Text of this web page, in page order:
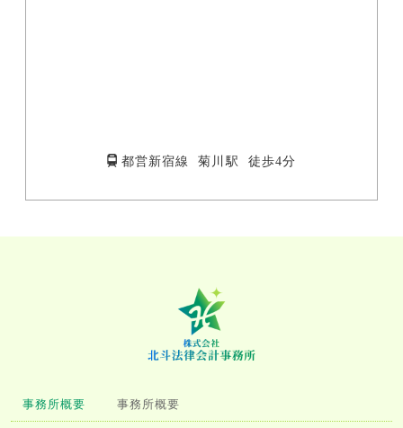
都営新宿線 菊川駅 徒歩4分
事務所概要 事務所概要